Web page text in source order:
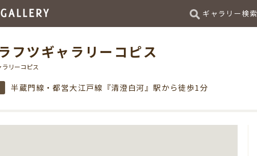
ギャラリー検索
フツギャラリーコピス
リーコピス
半蔵門線・都営大江戸線『清澄白河』駅から徒歩1分